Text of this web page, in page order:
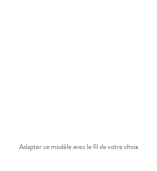
Adapter ce modèle avec le fil de votre choix